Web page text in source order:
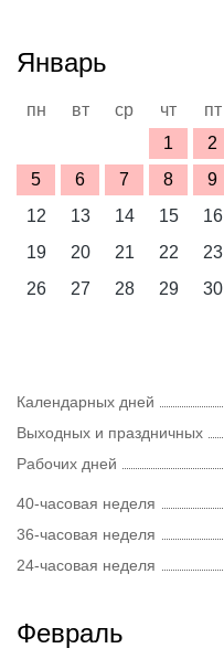
Январь
пн вт ср чт пт
1
2
5
6 7 8 9
12
13 14 15 16
19
20 21 22 23
26
27 28 29 30
Календарных дней
Выходных и праздничных
Рабочих дней
40-часовая неделя
36-часовая неделя
24-часовая неделя
Февраль